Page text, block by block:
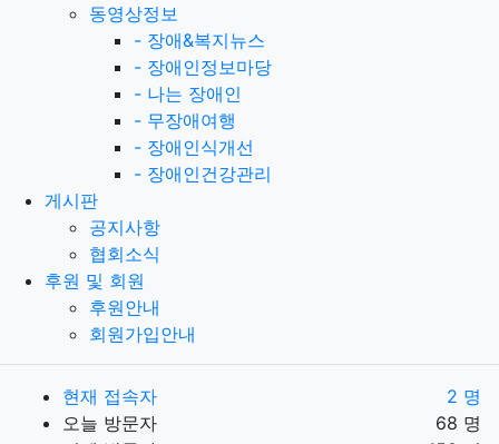
동영상정보
- 장애&복지뉴스
- 장애인정보마당
- 나는 장애인
- 무장애여행
- 장애인식개선
- 장애인건강관리
게시판
공지사항
협회소식
후원 및 회원
후원안내
회원가입안내
현재 접속자
2 명
오늘 방문자
68 명